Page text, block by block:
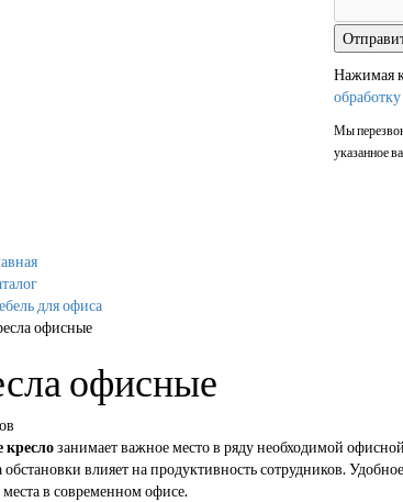
Нажимая
Мы
указанное
для офиса
офисные
офисные
занимает важное место в ряду необходимой
обстановки влияет на продуктивность сотрудников.
места в современном офисе.